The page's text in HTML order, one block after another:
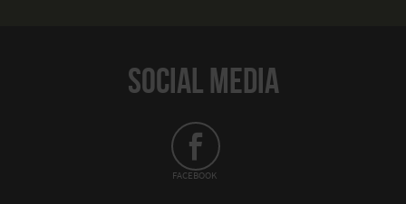
SOCIAL MEDIA
FACEBOOK